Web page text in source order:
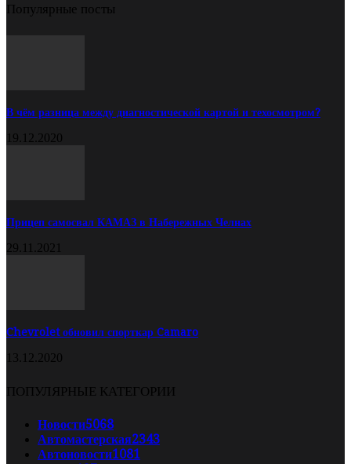
Популярные посты
В чём разница между диагностической картой и техосмотром?
19.12.2020
Прицеп самосвал КАМАЗ в Набережных Челнах
29.11.2021
Chevrolet обновил спорткар Camaro
13.12.2020
ПОПУЛЯРНЫЕ КАТЕГОРИИ
Новости5068
Автомастерская2343
Автоновости1081